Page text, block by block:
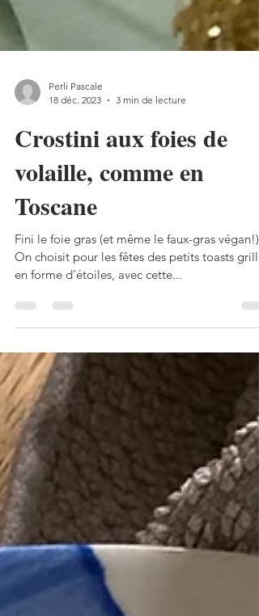
18 déc. 2023
3 min de lecture
Crostini aux foies de
volaille, comme en
Toscane
Fini le foie gras (et même le faux-gras végan!).
en forme d’étoiles, avec cette...